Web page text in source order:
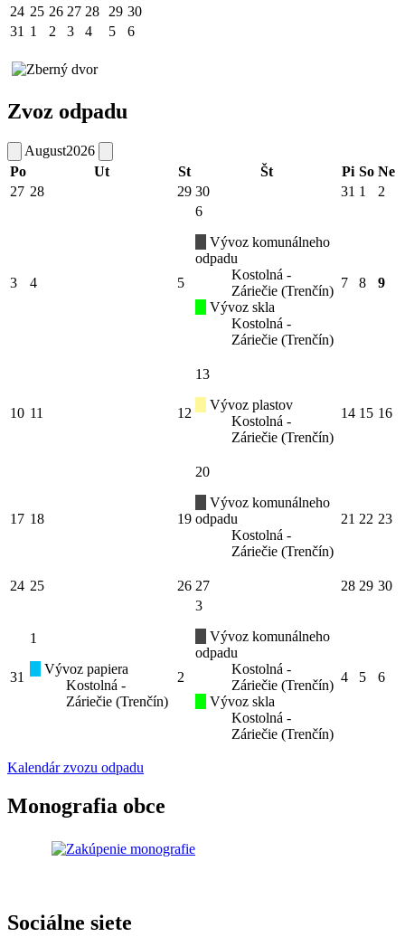
24 25 26 27 28 29 30
31 1 2 3 4 5 6
Zvoz odpadu
August2026
Po
Ut St Št Pi So Ne
27 28 29 30 31 1 2
3 4 5
6
Vývoz komunálneho
odpadu
Kostolná -
Záriečie (Trenčín)
Vývoz skla
Kostolná -
Záriečie (Trenčín)
7 8 9
10 11 12
13
Vývoz plastov
Kostolná -
Záriečie (Trenčín)
14 15 16
17 18 19
20
Vývoz komunálneho
odpadu
Kostolná -
Záriečie (Trenčín)
21 22 23
24 25 26 27 28 29 30
31
1
Vývoz papiera
Kostolná -
Záriečie (Trenčín)
2
3
Vývoz komunálneho
odpadu
Kostolná -
Záriečie (Trenčín)
Vývoz skla
Kostolná -
Záriečie (Trenčín)
4 5 6
Kalendár zvozu odpadu
Monografia obce
Sociálne siete